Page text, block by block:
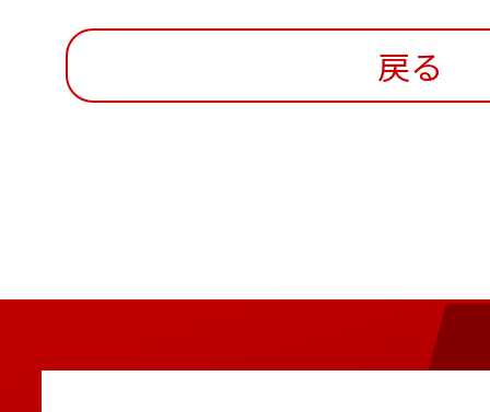
戻る